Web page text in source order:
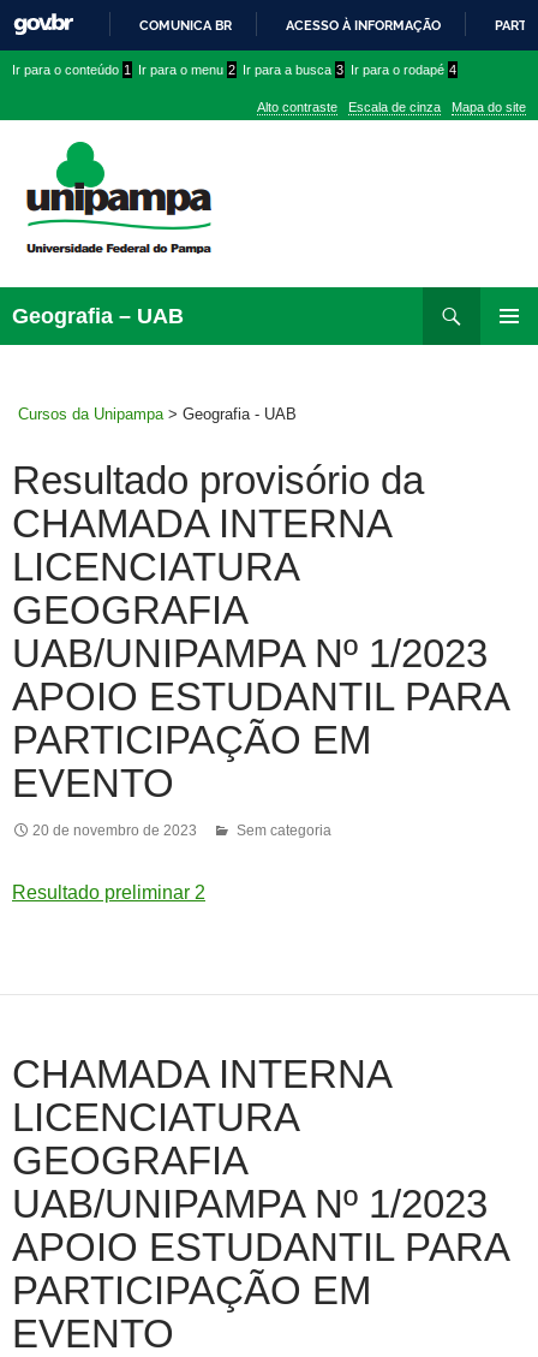
PARA
CONTEÚDO
COMUNICA BR ACESSO À INFORMAÇÃO
conteúdo
menu
superior
menu
Ir para o conteúdo 1 Ir para o menu 2 Ir para a busca 3 Ir para o rodapé 4
Alto contraste Escala de cinza Mapa do site
Geografia – UAB
Cursos da Unipampa > Geografia - UAB
Resultado provisório da
CHAMADA INTERNA
LICENCIATURA
GEOGRAFIA
UAB/UNIPAMPA Nº 1/2023
APOIO ESTUDANTIL PARA
PARTICIPAÇÃO EM
EVENTO
20 de novembro de 2023 Sem categoria
Resultado preliminar 2
CHAMADA INTERNA
LICENCIATURA
GEOGRAFIA
UAB/UNIPAMPA Nº 1/2023
APOIO ESTUDANTIL PARA
PARTICIPAÇÃO EM
EVENTO